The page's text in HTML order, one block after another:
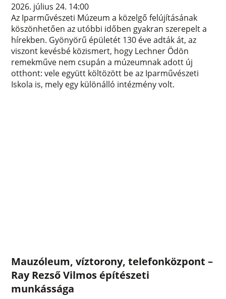
2026. július 24. 14:00
Az Iparművészeti Múzeum a közelgő felújításának
köszönhetően az utóbbi időben gyakran szerepelt a
hírekben. Gyönyörű épületét 130 éve adták át, az
viszont kevésbé közismert, hogy Lechner Ödön
remekműve nem csupán a múzeumnak adott új
otthont: vele együtt költözött be az Iparművészeti
Iskola is, mely egy különálló intézmény volt.
Mauzóleum, víztorony, telefonközpont –
Ray Rezső Vilmos építészeti
munkássága